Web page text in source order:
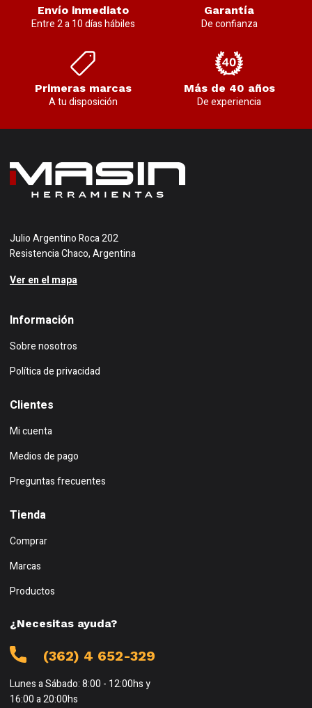
Envío inmediato
Entre 2 a 10 días hábiles
Garantía
De confianza
Primeras marcas
A tu disposición
Más de 40 años
De experiencia
Julio Argentino Roca 202
Resistencia Chaco, Argentina
Ver en el mapa
Información
Sobre nosotros
Política de privacidad
Clientes
Mi cuenta
Medios de pago
Preguntas frecuentes
Tienda
Comprar
Marcas
Productos
¿Necesitas ayuda?
(362) 4 652-329
Lunes a Sábado: 8:00 - 12:00hs y
16:00 a 20:00hs